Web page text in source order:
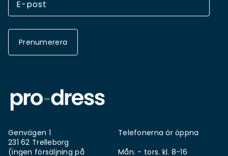
Prenumerera
Genvägen 1
231 62 Trelleborg
(ingen försäljning på
Telefonerna är öppna
Mån. - tors. kl. 8-16